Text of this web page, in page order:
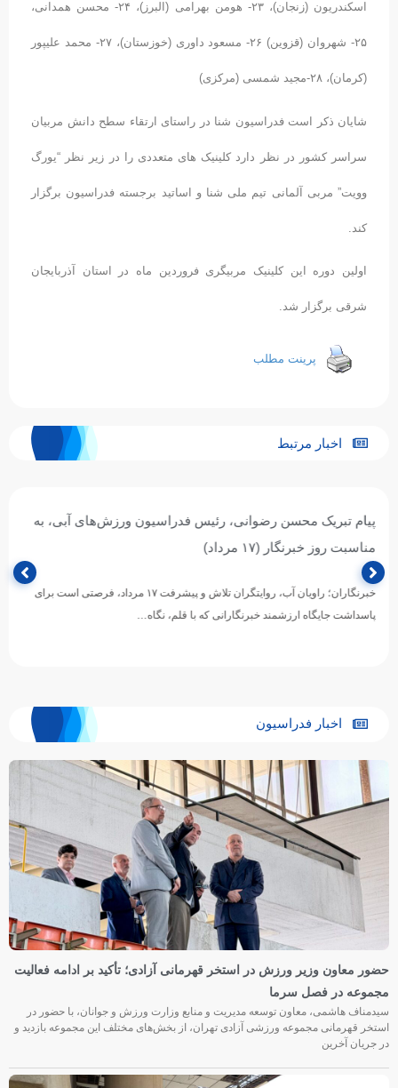
اسکندریون (زنجان)، ٢٣- هومن بهرامی (البرز)، ٢۴- محسن همدانی،
٢۵- شهروان (قزوین) ٢۶- مسعود داوری (خوزستان)، ٢٧- محمد علیپور
(کرمان)، ٢٨-مجید شمسی (مرکزی)
شایان ذکر است فدراسیون شنا در راستای ارتقاء سطح دانش مربیان
سراسر کشور در نظر دارد کلینیک های متعددی را در زیر نظر “یورگ
وویت” مربی آلمانی تیم ملی شنا و اساتید برجسته فدراسیون برگزار
کند.
اولین دوره این کلینیک مربیگری فروردین ماه در استان آذربایجان
شرقی برگزار شد.
پرینت مطلب
اخبار مرتبط
پیام تبریک محسن رضوانی، رئیس فدراسیون ورزش‌های آبی، به
مناسبت روز خبرنگار (۱۷ مرداد)
خبرنگاران؛ راویان آب، روایتگران تلاش و پیشرفت ۱۷ مرداد، فرصتی است برای
پاسداشت جایگاه ارزشمند خبرنگارانی که با قلم، نگاه…
اخبار فدراسیون
حضور معاون وزیر ورزش در استخر قهرمانی آزادی؛ تأکید بر ادامه فعالیت
مجموعه در فصل سرما
سیدمناف هاشمی، معاون توسعه مدیریت و منابع وزارت ورزش و جوانان، با حضور در
استخر قهرمانی مجموعه ورزشی آزادی تهران، از بخش‌های مختلف این مجموعه بازدید و
در جریان آخرین